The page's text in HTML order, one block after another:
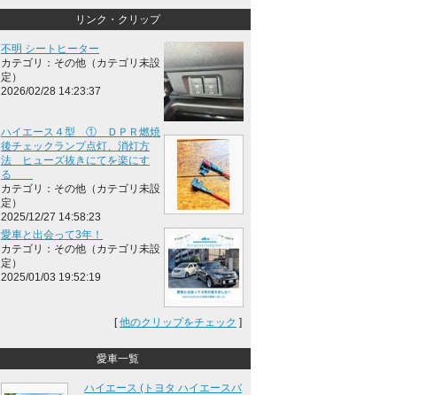
リンク・クリップ
不明 シートヒーター
カテゴリ：その他（カテゴリ未設
定）
2026/02/28 14:23:37
ハイエース４型 ① ＤＰＲ燃焼
後チェックランプ点灯、消灯方
法 ヒューズ抜きにてを楽にす
る
カテゴリ：その他（カテゴリ未設
定）
2025/12/27 14:58:23
愛車と出会って3年！
カテゴリ：その他（カテゴリ未設
定）
2025/01/03 19:52:19
[他のクリップをチェック ]
愛車一覧
ハイエース (トヨタ ハイエースバ